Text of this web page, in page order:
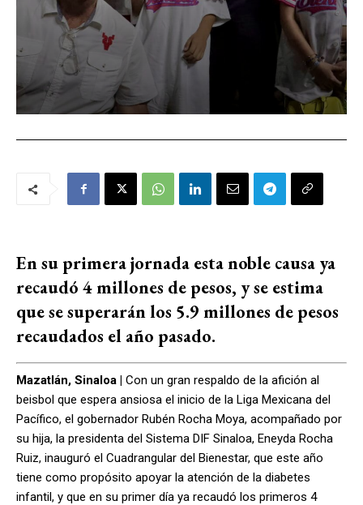
En su primera jornada esta noble causa ya
recaudó 4 millones de pesos, y se estima
que se superarán los 5.9 millones de pesos
recaudados el año pasado.
Mazatlán, Sinaloa | Con un gran respaldo de la afición al
beisbol que espera ansiosa el inicio de la Liga Mexicana del
Pacífico, el gobernador Rubén Rocha Moya, acompañado por
su hija, la presidenta del Sistema DIF Sinaloa, Eneyda Rocha
Ruiz, inauguró el Cuadrangular del Bienestar, que este año
tiene como propósito apoyar la atención de la diabetes
infantil, y que en su primer día ya recaudó los primeros 4